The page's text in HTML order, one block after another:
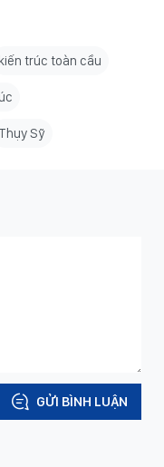
kiến trúc toàn cầu
Thụy Sỹ
GỬI BÌNH LUẬN